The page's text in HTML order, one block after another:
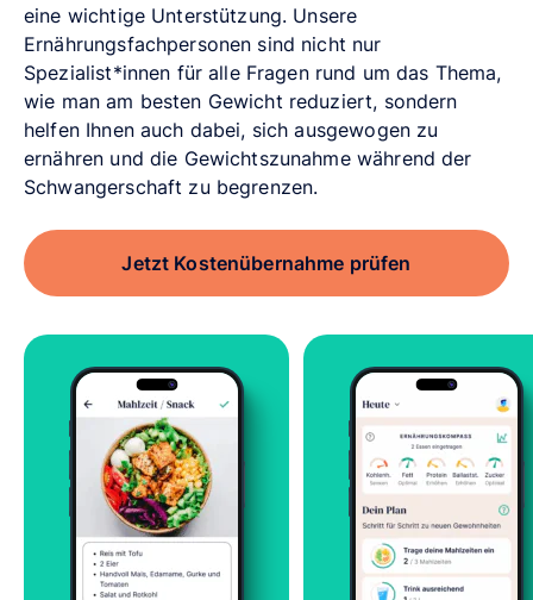
eine wichtige Unterstützung. Unsere
Ernährungsfachpersonen sind nicht nur
Spezialist*innen für alle Fragen rund um das Thema,
wie man am besten Gewicht reduziert, sondern
helfen Ihnen auch dabei, sich ausgewogen zu
ernähren und die Gewichtszunahme während der
Schwangerschaft zu begrenzen.
Jetzt Kostenübernahme prüfen